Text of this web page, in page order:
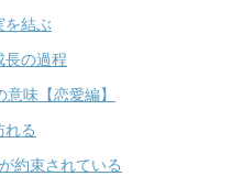
を結ぶ
長の過程
味【恋愛編】
れる
約束されている